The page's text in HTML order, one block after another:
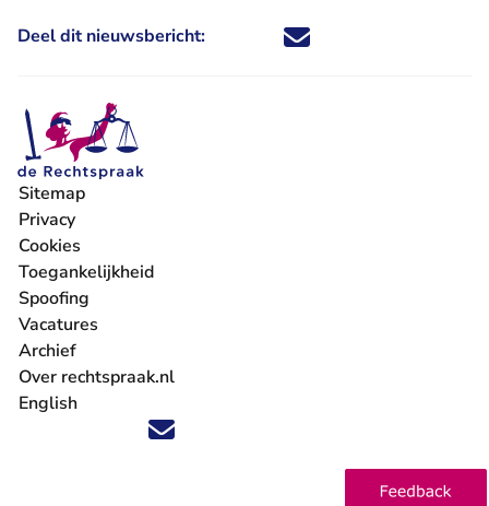
Deel dit nieuwsbericht: Deel dit nieuwsbericht via X -
Deel dit nieuwsbericht via
Deel dit nieuwsbericht
Deel dit
Volg ons op X (Twitter) - U verlaat Rechtspraak.nl
Volg ons op Facebook - U verlaat Rechtspraak.nl
Volg ons op Instagram - U verlaat Rechtspraak.nl
Volg ons op Youtube - U verlaat Rechtspraak.nl
Volg ons op LinkedIn - U verlaat
'Blijf op de hoogte' nieuwsbrief - U verlaat
Sitemap
Privacy
Cookies
Toegankelijkheid
Spoofing
Vacatures
- U verlaat Rechtspraak.nl
Archief
Over rechtspraak.nl
English